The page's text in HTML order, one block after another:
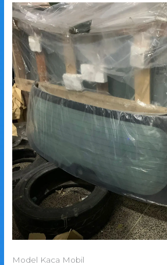
Model Kaca Mobil